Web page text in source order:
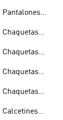
Capucha
Pantalones
Ligeros
Chaquetas
Chaquetas
Chaquetas
Hombre
Chaquetas
Mujer
Calcetines